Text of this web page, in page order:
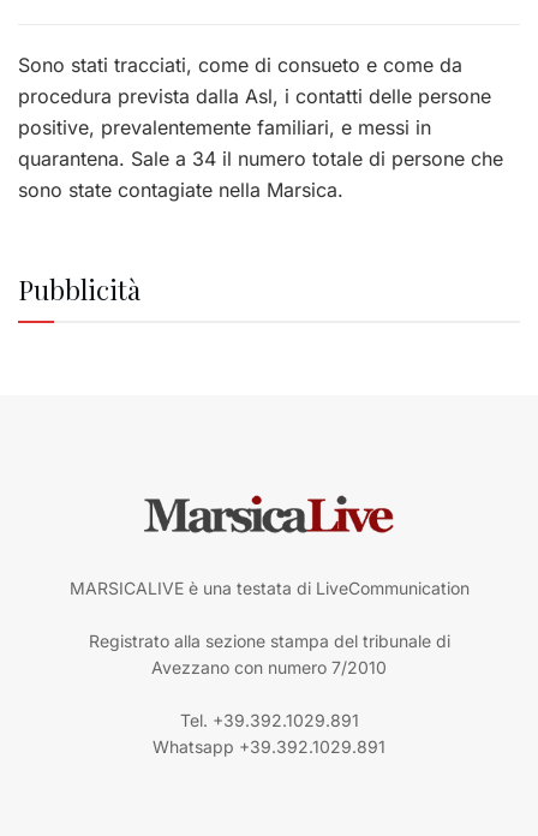
Sono stati tracciati, come di consueto e come da
procedura prevista dalla Asl, i contatti delle persone
positive, prevalentemente familiari, e messi in
quarantena. Sale a 34 il numero totale di persone che
sono state contagiate nella Marsica.
Pubblicità
MARSICALIVE è una testata di LiveCommunication
Registrato alla sezione stampa del tribunale di
Avezzano con numero 7/2010
Tel. +39.392.1029.891
Whatsapp +39.392.1029.891